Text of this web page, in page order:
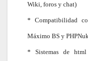
Wiki, foros y chat)
* Compatibilidad
Máximo BS y
* Sistemas de